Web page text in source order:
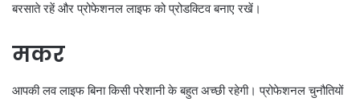
बरसाते रहें और प्रोफेशनल लाइफ को प्रोडक्टिव बनाए रखें।
मकर
आपकी लव लाइफ बिना किसी परेशानी के बहुत अच्छी रहेगी। प्रोफेशनल चुनौतियों